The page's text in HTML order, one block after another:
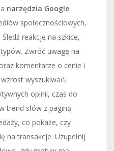
narzędzia Google
społecznościowych,
reakcje na szkice,
Zwróć uwagę na
komentarze o cenie i
wyszukiwań,
opinii, czas do
trend słów z paginą
co pokaże, czy
na transakcje. Uzupełnij